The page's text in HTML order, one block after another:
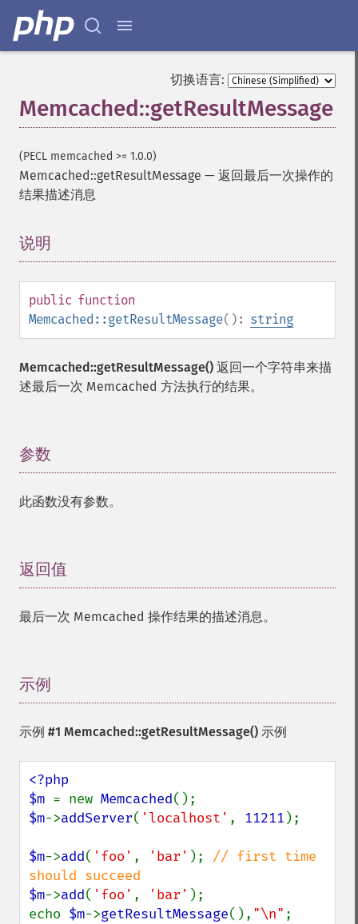
切换语言:
Memcached::getResultMessage
(PECL memcached >= 1.0.0)
Memcached::getResultMessage — 返回最后一次操作的
结果描述消息
说明
public function
Memcached::getResultMessage(): string
Memcached::getResultMessage() 返回一个字符串来描
述最后一次 Memcached 方法执行的结果。
参数
此函数没有参数。
返回值
最后一次 Memcached 操作结果的描述消息。
示例
示例 #1 Memcached::getResultMessage() 示例
<?php
$m = new Memcached
$m->addServer( 'localhost' , 11211 );
$m->add( 'foo' , 'bar' ); // first time
$m->add( 'foo' , 'bar' );
echo $m->getResultMessage(), "\n"